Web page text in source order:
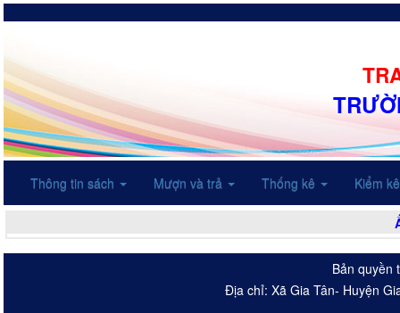
Thông tin sách Mượn và trả Thống kê Kiểm
Bản quyền
Địa chỉ: Xã Gia Tân- Huyện